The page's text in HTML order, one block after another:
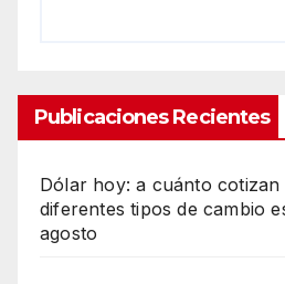
Publicaciones Recientes
Dólar hoy: a cuánto
diferentes tipos de cambio
agosto